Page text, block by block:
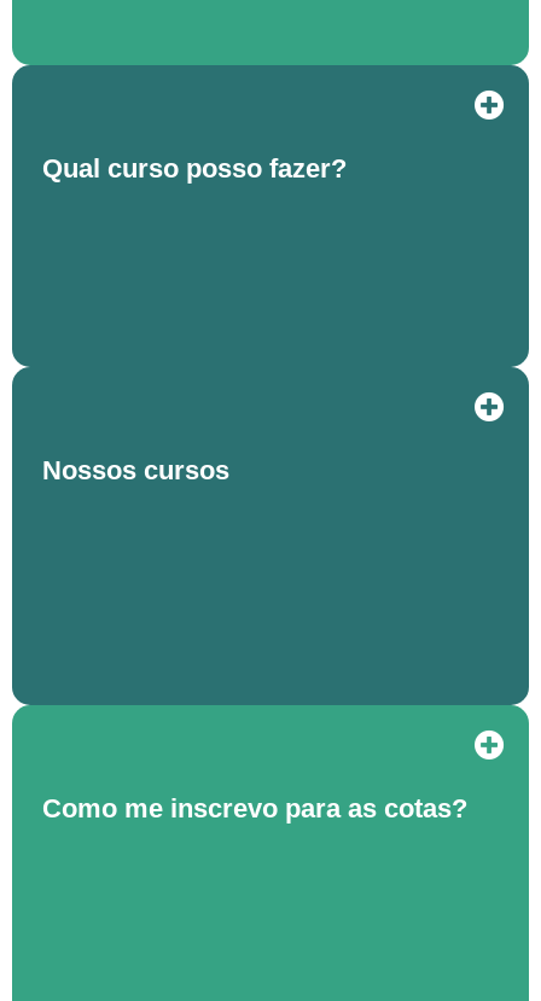
Qual curso posso fazer?
Nossos cursos
Como me inscrevo para as cotas?